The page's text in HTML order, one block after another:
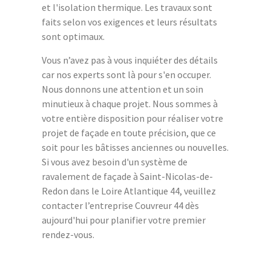
et l'isolation thermique. Les travaux sont
faits selon vos exigences et leurs résultats
sont optimaux.
Vous n’avez pas à vous inquiéter des détails
car nos experts sont là pour s'en occuper.
Nous donnons une attention et un soin
minutieux à chaque projet. Nous sommes à
votre entière disposition pour réaliser votre
projet de façade en toute précision, que ce
soit pour les bâtisses anciennes ou nouvelles.
Si vous avez besoin d'un système de
ravalement de façade à Saint-Nicolas-de-
Redon dans le Loire Atlantique 44, veuillez
contacter l’entreprise Couvreur 44 dès
aujourd'hui pour planifier votre premier
rendez-vous.